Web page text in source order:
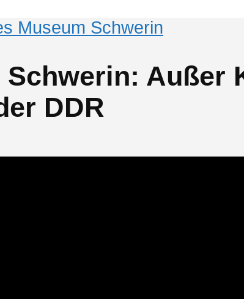
Museum Schwerin
Außer
DDR